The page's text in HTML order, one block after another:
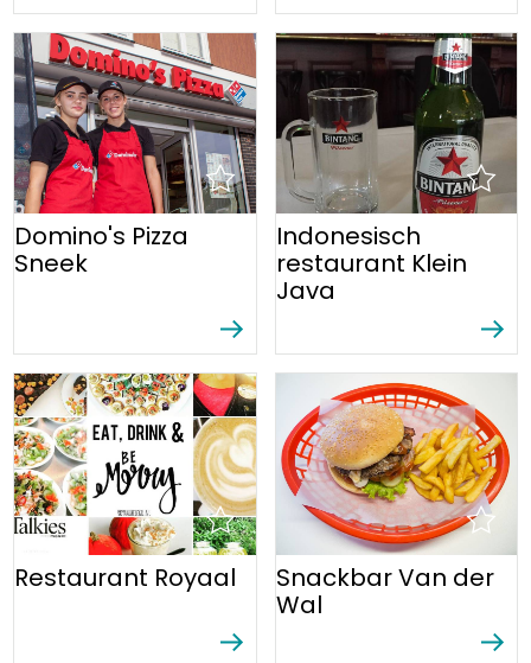
Domino's Pizza
Sneek
Indonesisch
restaurant Klein
Java
Restaurant Royaal
Snackbar Van der
Wal